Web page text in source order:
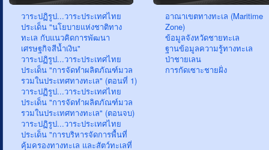
วาระปฏิรูป...วาระประเทศไทย
ประเด็น "นโยบายแห่งชาติทาง
ทะเล กับแนวคิดการพัฒนา
เศรษฐกิจสีน้ำเงิน"
วาระปฏิรูป...วาระประเทศไทย
ประเด็น "การจัดทำผลิตภัณฑ์มวล
รวมในประเทศทางทะเล" (ตอนที่ 1)
วาระปฏิรูป...วาระประเทศไทย
ประเด็น "การจัดทำผลิตภัณฑ์มวล
รวมในประเทศทางทะเล" (ตอนจบ)
วาระปฏิรูป...วาระประเทศไทย
ประเด็น "การบริหารจัดการพื้นที่
คุ้มครองทางทะเล และสัตว์ทะเลที่
อาณาเขตทางทะเล (Maritime
Zone)
ข้อมูลจังหวัดชายทะเล
ฐานข้อมูลความรู้ทางทะเล
ป่าชายเลน
การกัดเซาะชายฝั่ง